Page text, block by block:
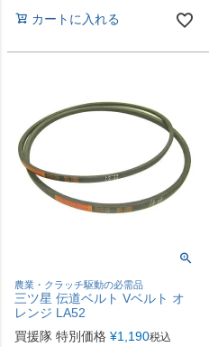
カートに入れる
農業・クラッチ駆動の必需品
三ツ星 伝道ベルト Vベルト オ
レンジ LA52
買援隊 特別価格 ¥1,190税込